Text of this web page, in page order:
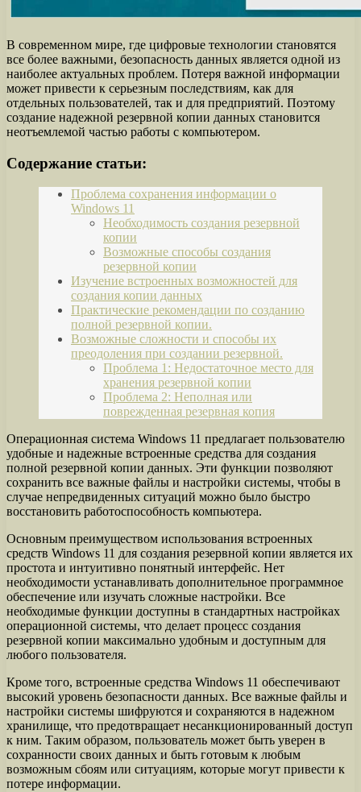
В современном мире, где цифровые технологии становятся
все более важными, безопасность данных является одной из
наиболее актуальных проблем. Потеря важной информации
может привести к серьезным последствиям, как для
отдельных пользователей, так и для предприятий. Поэтому
создание надежной резервной копии данных становится
неотъемлемой частью работы с компьютером.
Содержание статьи:
Проблема сохранения информации о
Windows 11
Необходимость создания резервной
копии
Возможные способы создания
резервной копии
Изучение встроенных возможностей для
создания копии данных
Практические рекомендации по созданию
полной резервной копии.
Возможные сложности и способы их
преодоления при создании резервной.
Проблема 1: Недостаточное место для
хранения резервной копии
Проблема 2: Неполная или
поврежденная резервная копия
Операционная система Windows 11 предлагает пользователю
удобные и надежные встроенные средства для создания
полной резервной копии данных. Эти функции позволяют
сохранить все важные файлы и настройки системы, чтобы в
случае непредвиденных ситуаций можно было быстро
восстановить работоспособность компьютера.
Основным преимуществом использования встроенных
средств Windows 11 для создания резервной копии является их
простота и интуитивно понятный интерфейс. Нет
необходимости устанавливать дополнительное программное
обеспечение или изучать сложные настройки. Все
необходимые функции доступны в стандартных настройках
операционной системы, что делает процесс создания
резервной копии максимально удобным и доступным для
любого пользователя.
Кроме того, встроенные средства Windows 11 обеспечивают
высокий уровень безопасности данных. Все важные файлы и
настройки системы шифруются и сохраняются в надежном
хранилище, что предотвращает несанкционированный доступ
к ним. Таким образом, пользователь может быть уверен в
сохранности своих данных и быть готовым к любым
возможным сбоям или ситуациям, которые могут привести к
потере информации.